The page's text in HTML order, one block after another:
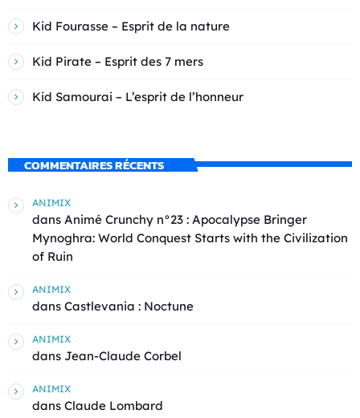
Kid Fourasse – Esprit de la nature
Kid Pirate – Esprit des 7 mers
Kid Samourai – L’esprit de l’honneur
COMMENTAIRES RÉCENTS
ANIMIX
dans Animé Crunchy n°23 : Apocalypse Bringer
Mynoghra: World Conquest Starts with the Civilization
of Ruin
ANIMIX
dans Castlevania : Noctune
ANIMIX
dans Jean-Claude Corbel
ANIMIX
dans Claude Lombard